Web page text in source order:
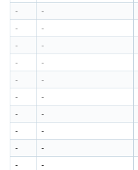
-
-
-
-
-
-
-
-
-
-
-
-
-
-
-
-
-
-
-
-